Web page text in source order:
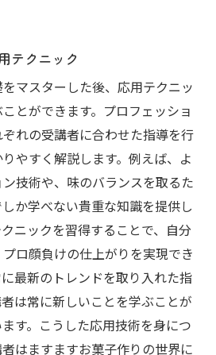
テクニック
マスターした後、応用テクニッ
とができます。プロフェッショ
れの受講者に合わせた指導を行
やすく解説します。例えば、よ
技術や、味のバランスを取るた
か学べない貴重な知識を提供し
ニックを習得することで、自分
ロ顔負けの仕上がりを実現でき
最新のトレンドを取り入れた指
は常に新しいことを学ぶことが
す。こうした応用技術を身につ
はますますお菓子作りの世界に